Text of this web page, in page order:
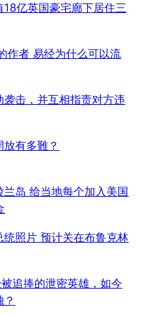
亿英国豪宅廊下居住三
作者 易经为什么可以流
击，并互相指责对方违
有多難？
岛 给当地每个加入美国
统照片 预计关在布鲁克林
追捧的泄密英雄，如今